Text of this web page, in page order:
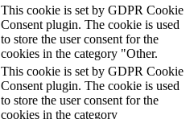
This cookie is set by GDPR Cookie
Consent plugin. The cookie is used
to store the user consent for the
cookies in the category "Other.
This cookie is set by GDPR Cookie
Consent plugin. The cookie is used
to store the user consent for the
cookies in the category